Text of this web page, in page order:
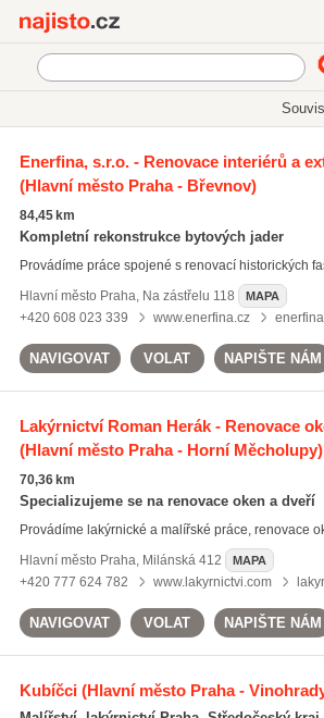
lakýrnické práce(911)
malování pokojů
natěračské práce
Enerfina, s.r.o. - Renovace interiérů a
(Hlavní město Praha - Břevnov)
84,45 km
Kompletní rekonstrukce bytových jader
Provádíme práce spojené s renovací historických
Hlavní město Praha, Na zástřelu 118 MAPA
+420 608 023 339 www.enerfina.cz
NAVIGOVAT VOLAT NAPIŠTE NÁM
Lakýrnictví Roman Herák - Renovace
(Hlavní město Praha - Horní Měcholupy)
70,36 km
Specializujeme se na renovace oken a dveří
Provádíme lakýrnické a malířské práce, renovace
Hlavní město Praha, Milánská 412 MAPA
+420 777 624 782 www.lakyrnictvi.com
NAVIGOVAT VOLAT NAPIŠTE NÁM
Kubíčci(Hlavní město Praha -